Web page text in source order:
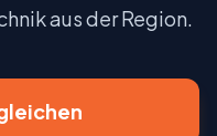
aus der Region.